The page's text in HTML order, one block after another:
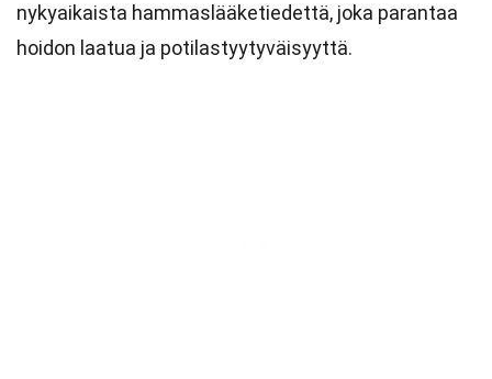
nykyaikaista hammaslääketiedettä, joka parantaa
hoidon laatua ja potilastyytyväisyyttä.